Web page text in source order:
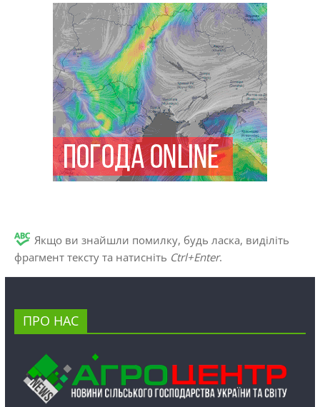
Якщо ви знайшли помилку, будь ласка, виділіть
фрагмент тексту та натисніть Ctrl+Enter.
ПРО НАС